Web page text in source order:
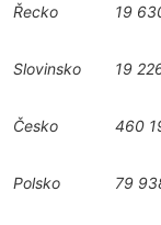
Řecko 19
Slovinsko 19
Česko 460
Polsko 79